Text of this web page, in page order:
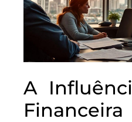
A
Financeira